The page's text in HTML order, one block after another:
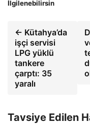
İlgilenebilirsin
← Kütahya’da
işçi servisi
LPG yüklü
tankere
çarptı: 35
yaralı
Tavsiye Edilen